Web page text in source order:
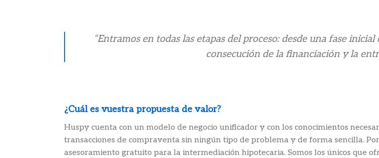
“Entramos en todas las etapas del proceso: desde una fase
consecución de la financiación y la
¿Cuál es vuestra propuesta de valor?
Huspy cuenta con un modelo de negocio unificador y con los conocimientos
transacciones de compraventa sin ningún tipo de problema y de forma sencilla.
asesoramiento gratuito para la intermediación hipotecaria. Somos los únicos que